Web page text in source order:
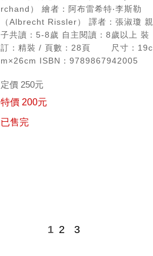
rchand）
繪者：阿布雷希特‧李斯勒
（Albrecht Rissler）
譯者：張淑瓊 親
子共讀：5-8歲 自主閱讀：8歲以上 裝
訂：精裝 / 頁數：28頁
尺寸：19c
m×26cm ISBN：9789867942005
定價 250元
特價 200元
已售完
1 2 3